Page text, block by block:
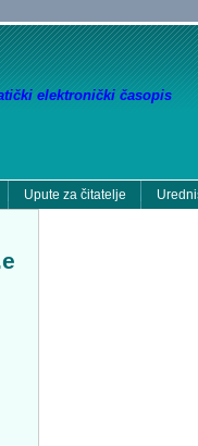
elektronički časopis
Upute za čitatelje